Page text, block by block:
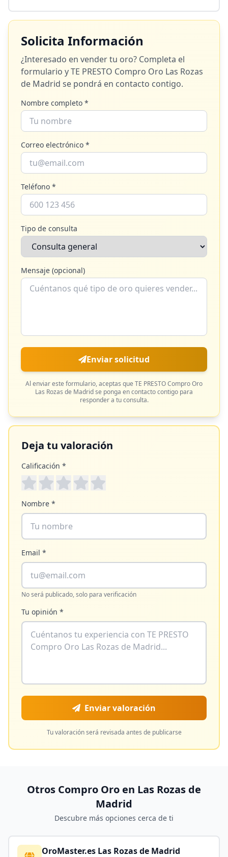
Solicita Información
¿Interesado en vender tu oro? Completa el
formulario yTE PRESTO Compro Oro Las Rozas
de Madrid se pondrá en contacto contigo.
Nombre completo *
Correo electrónico *
Teléfono *
Tipo de consulta
Mensaje (opcional)
Enviar solicitud
Al enviar este formulario, aceptas que TE PRESTO Compro Oro
Las Rozas de Madridse ponga en contacto contigo para
responder a tu consulta.
Deja tu valoración
Calificación *
Nombre *
Email *
No será publicado, solo para verificación
Tu opinión *
Enviar valoración
Tu valoración será revisada antes de publicarse
Otros Compro Oro en Las Rozas de
Madrid
Descubre más opciones cerca de ti
OroMaster.es Las Rozas de Madrid